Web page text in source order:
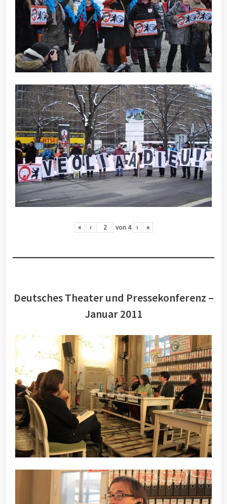
« ‹ von 4 › »
Deutsches Theater und Pressekonferenz –
Januar 2011